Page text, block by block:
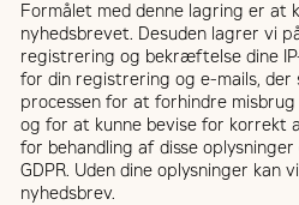
Formålet med denne lagring er at
nyhedsbrevet. Desuden lagrer vi
registrering og bekræftelse dine
for din registrering og e-mails, der
processen for at forhindre
og for at kunne bevise for korrekt
for behandling af disse
GDPR. Uden dine oplysninger kan
nyhedsbrev.